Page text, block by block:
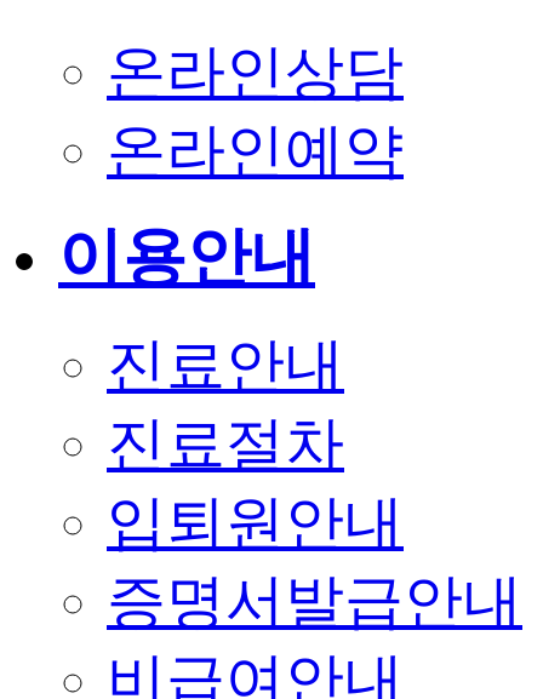
온라인상담
온라인예약
이용안내
진료안내
진료절차
입퇴원안내
증명서발급안내
비급여안내